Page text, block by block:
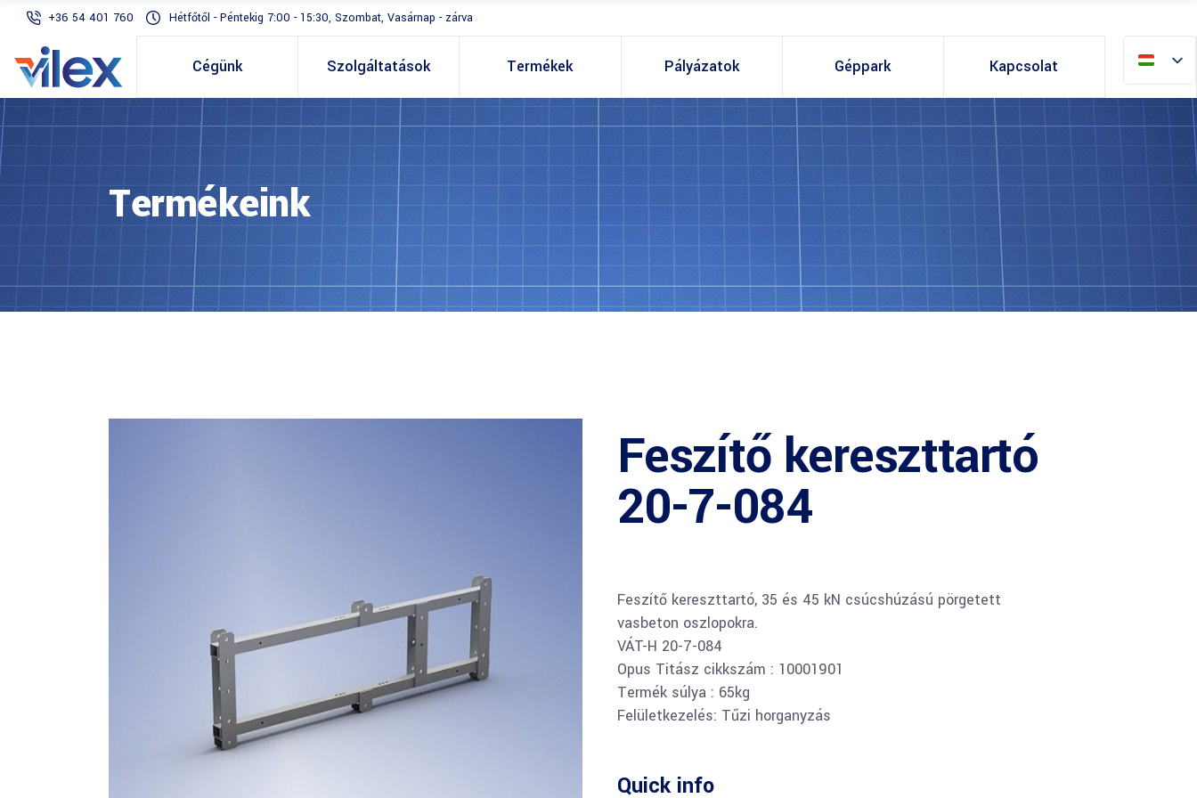
+36 54 401 760 Hétfőtől - Péntekig 7:00 - 15:30, Szombat, Vasárnap - zárva
Cégünk Szolgáltatások Termékek Pályázatok Géppark Kapcsolat
Termékeink
Feszítő kereszttartó
20-7-084
Feszítő kereszttartó, 35 és 45 kN csúcshúzású pörgetett
vasbeton oszlopokra.
VÁT-H 20-7-084
Opus Titász cikkszám : 10001901
Termék súlya : 65kg
Felületkezelés: Tűzi horganyzás
Quick info